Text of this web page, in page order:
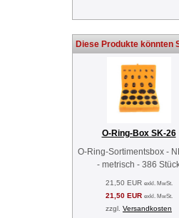
Diese Produkte könnten
O-Ring-Box SK-26
O-Ring-Sortimentsbox -
- metrisch - 386
21,50 EUR exkl. MwSt.
21,50 EUR exkl. MwSt.
zzgl. Versandkosten